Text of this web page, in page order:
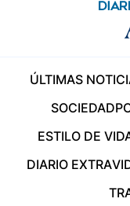
ÚLTIMAS
SOCIEDAD
ESTILO DE
DIARIO EXTRA